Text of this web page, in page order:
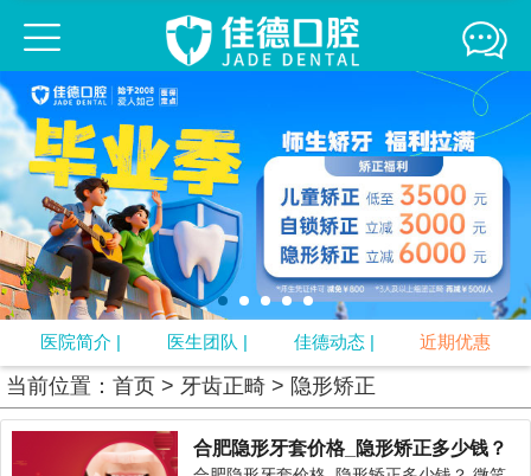
佳德简介 医生团队 来院路线
媒体报道 精彩互动 牙齿正畸
牙齿修复 口腔疾病 牙周治疗
口腔预防 视频中心 专题
口腔知识
医院简介 | 医生团队 | 佳德动态 | 近期优惠
当前位置： 首页 > 牙齿正畸 > 隐形矫正
合肥隐形牙套价格_隐形矫正多少钱？